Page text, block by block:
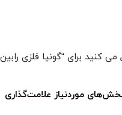
کنید برای “گونیا فلزی رابین
موردنیاز علامت‌گذاری